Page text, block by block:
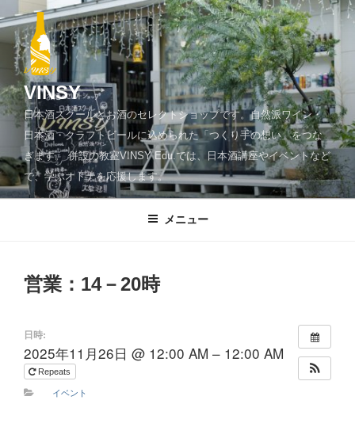
ン
ツ
へ
ッ
プ
VINSY
日本酒スクールとお酒のセレクトショップです。自然派ワイン・
日本酒・クラフトビールに込められた「つくり手の想い」をつな
ぎます。 併設の教室VINSY Edu.では、日本酒講座やイベントなど
で、学ぶオトナを応援します。
メニュー
営業：14－20時
日時:
2025年11月26日 @ 12:00 AM – 12:00 AM
Repeats
イベント